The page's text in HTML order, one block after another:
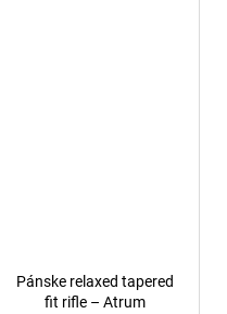
Pánske relaxed tapered
fit rifle – Atrum